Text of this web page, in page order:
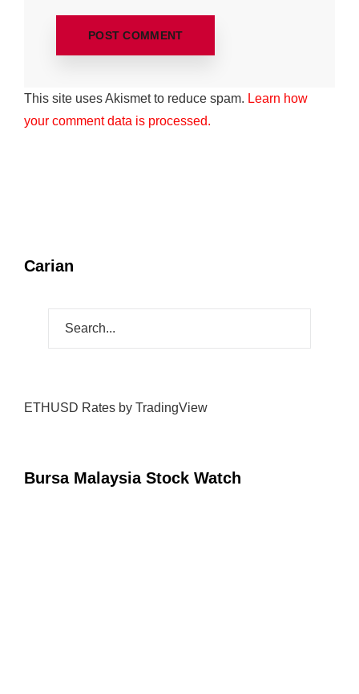
This site uses Akismet to reduce spam. Learn how
your comment data is processed.
Carian
ETHUSD Rates by TradingView
Bursa Malaysia Stock Watch